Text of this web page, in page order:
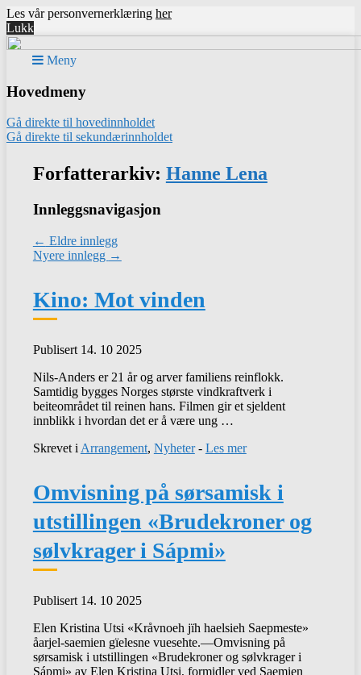
Les vår personvernerklæring her
Lukk
Meny
Hovedmeny
Gå direkte til hovedinnholdet
Gå direkte til sekundærinnholdet
Forfatterarkiv: Hanne Lena
Innleggsnavigasjon
← Eldre innlegg
Nyere innlegg →
Kino: Mot vinden
Publisert 14. 10 2025
Nils-Anders er 21 år og arver familiens reinflokk.
Samtidig bygges Norges største vindkraftverk i
beiteområdet til reinen hans. Filmen gir et sjeldent
innblikk i hvordan det er å være ung …
Skrevet i Arrangement, Nyheter- Les mer
Omvisning på sørsamisk i
utstillingen «Brudekroner og
sølvkrager i Sápmi»
Publisert 14. 10 2025
Elen Kristina Utsi «Kråvnoeh jïh haelsieh Saepmeste»
åarjel-saemien gïelesne vuesehte.—Omvisning på
sørsamisk i utstillingen «Brudekroner og sølvkrager i
Sápmi» av Elen Kristina Utsi, formidler ved Saemien